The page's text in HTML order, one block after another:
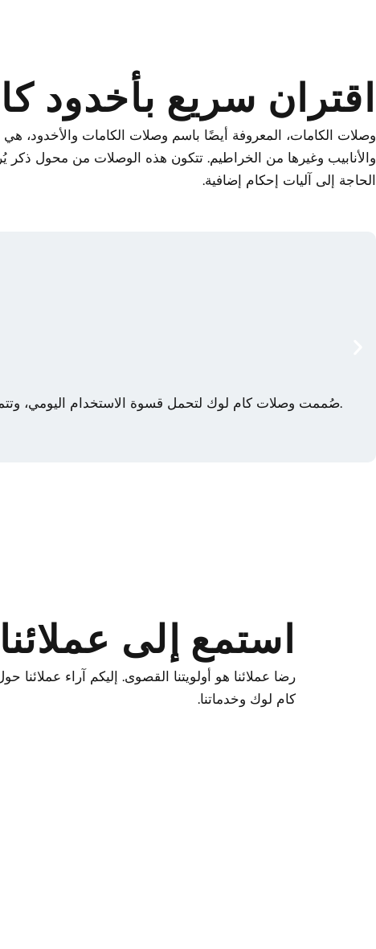
اقتران سريع بأخدود
وصلات الكامات، المعروفة أيضًا باسم وصلات الكامات والأخدود،
والأنابيب وغيرها من الخراطيم. تتكون هذه الوصلات من محول ذكر
الحاجة إلى آليات إحكام إضافية.
صُممت وصلات كام لوك لتحمل قسوة الاستخدام اليومي، وتتميز بعمر افتراضي طويل. تصميمها المتين يضمن لها اتصالاً موثوقًا لسنوات، مما يقلل الحاجة إلى الاستبدال والإصلاح المتكرر.
استمع إلى عملائنا
رضا عملائنا هو أولويتنا القصوى. إليكم آراء عملائنا
كام لوك وخدماتنا.